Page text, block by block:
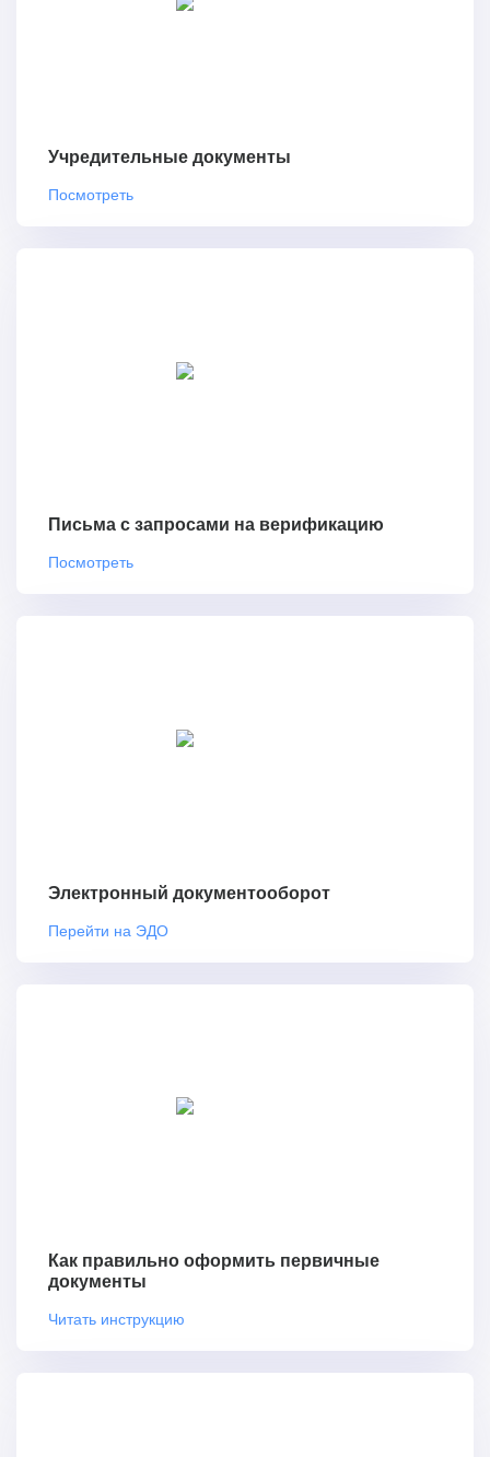
Учредительные документы
Посмотреть
Письма с запросами на верификацию
Посмотреть
Электронный документооборот
Перейти на ЭДО
Как правильно оформить первичные
документы
Читать инструкцию